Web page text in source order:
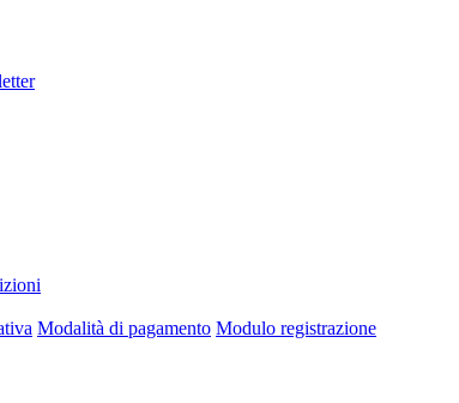
Modalità di pagamento Modulo registrazione